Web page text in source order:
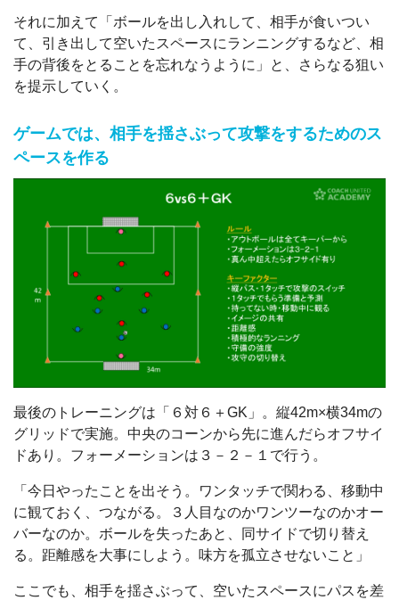
それに加えて「ボールを出し入れして、相手が食いつい
て、引き出して空いたスペースにランニングするなど、相
手の背後をとることを忘れなうように」と、さらなる狙い
を提示していく。
ゲームでは、相手を揺さぶって攻撃をするためのス
ペースを作る
最後のトレーニングは「６対６＋GK」。縦42m×横34mの
グリッドで実施。中央のコーンから先に進んだらオフサイ
ドあり。フォーメーションは３－２－１で行う。
「今日やったことを出そう。ワンタッチで関わる、移動中
に観ておく、つながる。３人目なのかワンツーなのかオー
バーなのか。ボールを失ったあと、同サイドで切り替え
る。距離感を大事にしよう。味方を孤立させないこと」
ここでも、相手を揺さぶって、空いたスペースにパスを差